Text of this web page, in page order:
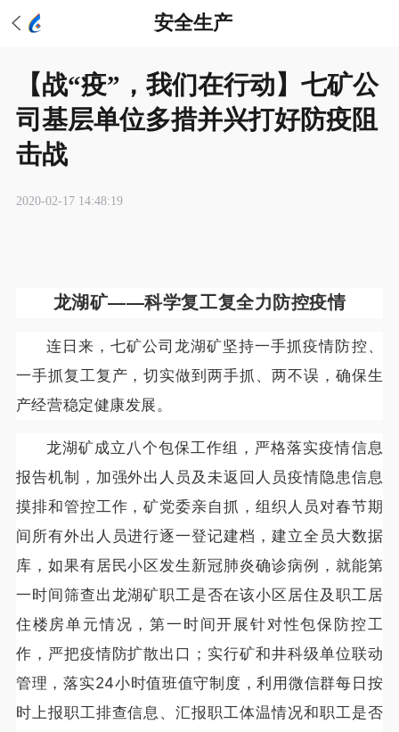
安全生产
【战“疫”，我们在行动】七矿公
司基层单位多措并兴打好防疫阻
击战
2020-02-17 14:48:19
龙湖矿——科学复工复全力防控疫情
连日来，七矿公司龙湖矿坚持一手抓疫情防控、
一手抓复工复产，切实做到两手抓、两不误，确保生
产经营稳定健康发展。
龙湖矿成立八个包保工作组，严格落实疫情信息
报告机制，加强外出人员及未返回人员疫情隐患信息
摸排和管控工作，矿党委亲自抓，组织人员对春节期
间所有外出人员进行逐一登记建档，建立全员大数据
库，如果有居民小区发生新冠肺炎确诊病例，就能第
一时间筛查出龙湖矿职工是否在该小区居住及职工居
住楼房单元情况，第一时间开展针对性包保防控工
作，严把疫情防扩散出口；实行矿和井科级单位联动
管理，落实24小时值班值守制度，利用微信群每日按
时上报职工排查信息、汇报职工体温情况和职工是否